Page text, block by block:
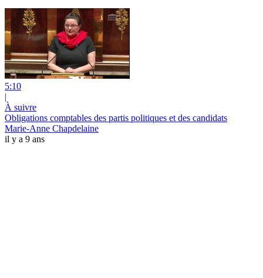
5:10
|
À suivre
Obligations comptables des partis politiques et des candidats
Marie-Anne Chapdelaine
il y a 9 ans